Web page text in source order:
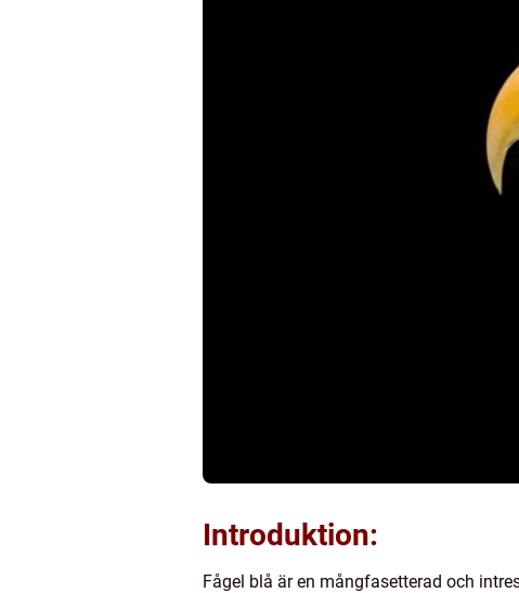
Introduktion:
Fågel blå är en mångfasetterad och